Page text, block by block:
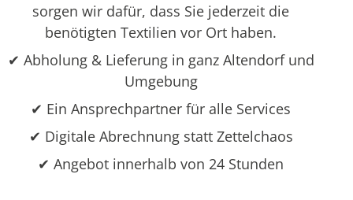
sorgen wir dafür, dass Sie jederzeit die
benötigten Textilien vor Ort haben.
✔ Abholung & Lieferung in ganz Altendorf und
Umgebung
✔ Ein Ansprechpartner für alle Services
✔ Digitale Abrechnung statt Zettelchaos
✔ Angebot innerhalb von 24 Stunden